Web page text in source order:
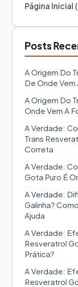
Página Inicial
Posts
A Origem Do
De Onde Vem
A Origem Do
Onde Vem A
A Verdade:
Trans
Correta
A Verdade:
Gota Puro É
A Verdade:
Galinha?
Ajuda
A Verdade:
Resveratrol
Prática?
A Verdade:
Resveratrol